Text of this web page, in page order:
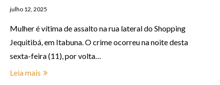
julho 12, 2025
Mulher é vítima de assalto na rua lateral do Shopping
Jequitibá, em Itabuna. O crime ocorreu na noite desta
sexta-feira (11), por volta…
Leia mais